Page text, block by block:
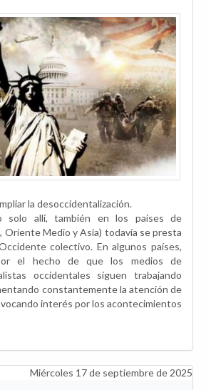
la desoccidentalización.
solo allí, también en los países de
Oriente Medio y Asia) todavía se presta
colectivo. En algunos países,
el hecho de que los medios de
occidentales siguen trabajando
constantemente la atención de
interés por los acontecimientos
Miércoles 17 de septiembre de 2025